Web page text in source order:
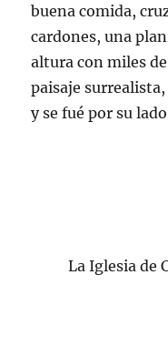
buena comida,
cardones, una
altura con miles
paisaje
y se fué por su
La Iglesia de